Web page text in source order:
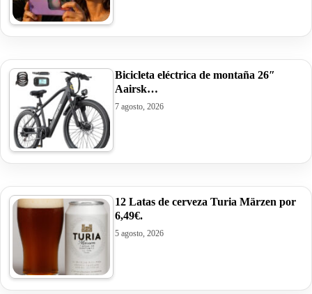
Bicicleta eléctrica de montaña 26″
Aairsk…
7 agosto, 2026
12 Latas de cerveza Turia Märzen por
6,49€.
5 agosto, 2026